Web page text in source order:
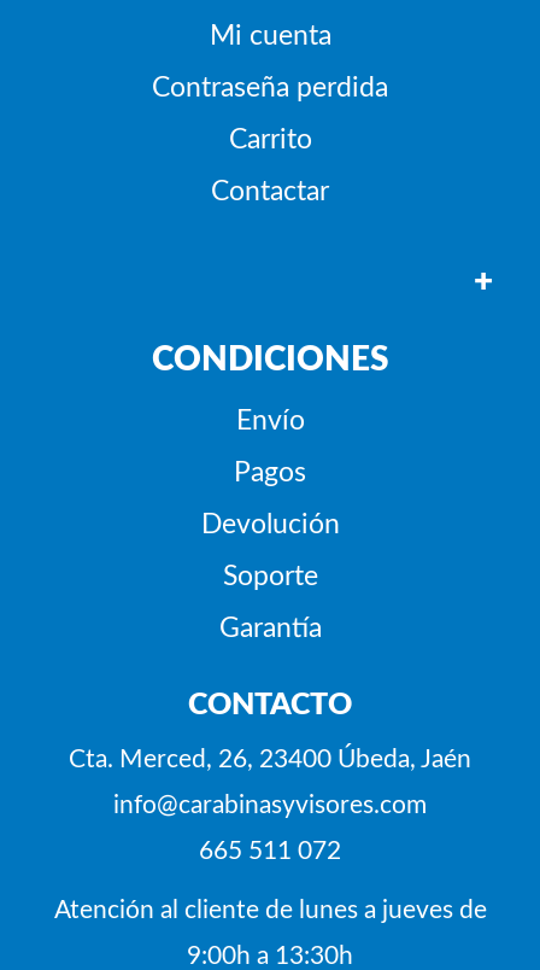
Mi cuenta
Contraseña perdida
Carrito
Contactar
+
CONDICIONES
Envío
Pagos
Devolución
Soporte
Garantía
CONTACTO
Cta. Merced, 26, 23400 Úbeda, Jaén
info@carabinasyvisores.com
665 511 072
Atención al cliente de lunes a jueves de
9:00h a 13:30h